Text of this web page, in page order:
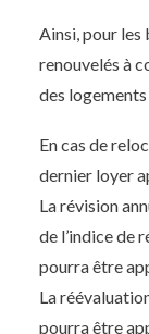
Ainsi, pour les
renouvelés à
des
En cas de
dernier loyer
La révision
de l’indice de
pourra être
La
pourra être